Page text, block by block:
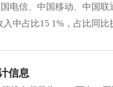
电信、中国移动、中国
入中占比15 1%，占比同比
信息